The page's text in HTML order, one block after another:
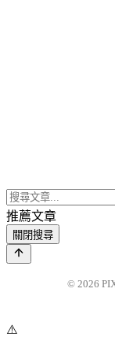
推薦文章
關閉搜尋
© 2026
⚠️